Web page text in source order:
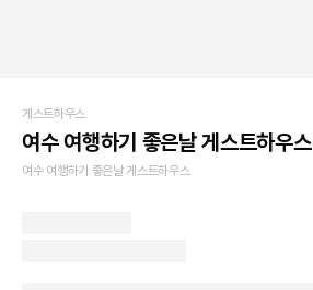
게스트하우스
여수 여행하기 좋은날 게스트하우스
여수 여행하기 좋은날 게스트하우스